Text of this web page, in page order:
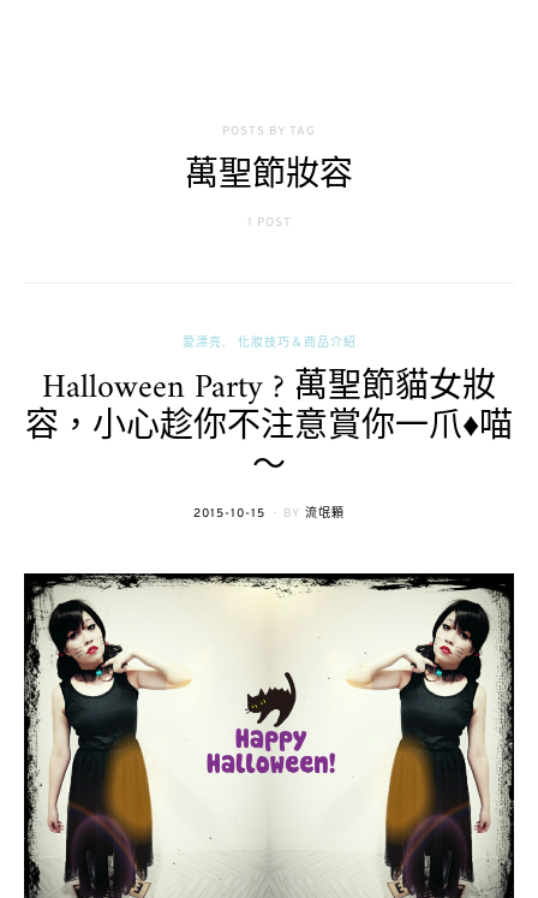
POSTS BY TAG
萬聖節妝容
1 POST
愛漂亮 化妝技巧＆商品介紹
Halloween Party ? 萬聖節貓女妝
容，小心趁你不注意賞你一爪♦喵
～
POSTED
2015-10-15 BY 流氓顆